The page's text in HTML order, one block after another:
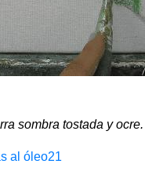
sombra tostada y ocre.